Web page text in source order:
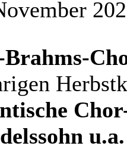
Brahms-